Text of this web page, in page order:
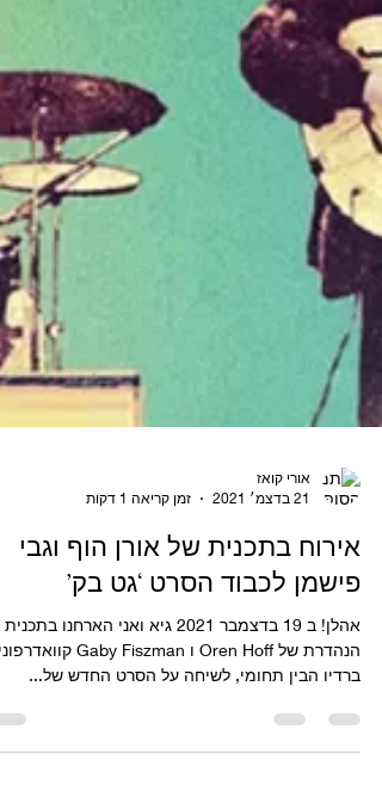
אורי קואז
21 בדצמ׳ 2021
זמן קריאה 1 דקות
אירוח בתכנית של אורן הוף וגבי
פישמן לכבוד הסרט ‘גט בק’
אהלן! ב 19 בדצמבר 2021 גיא ואני הארחנו בתכנית